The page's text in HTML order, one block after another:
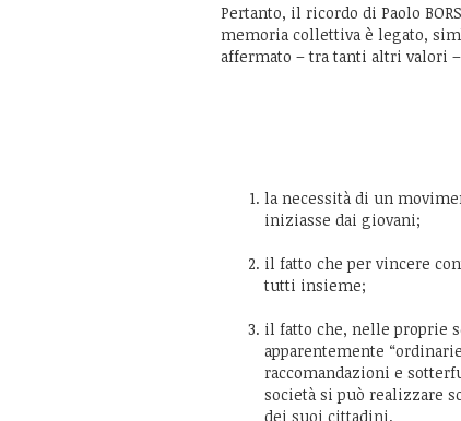
Pertanto, il ricordo di Paolo
memoria collettiva è legato,
affermato – tra tanti altri valori
la necessità di un
iniziasse dai giovani;
il fatto che per vincere
tutti insieme;
il fatto che, nelle proprie
apparentemente
raccomandazioni e
società si può realizzare
dei suoi cittadini.